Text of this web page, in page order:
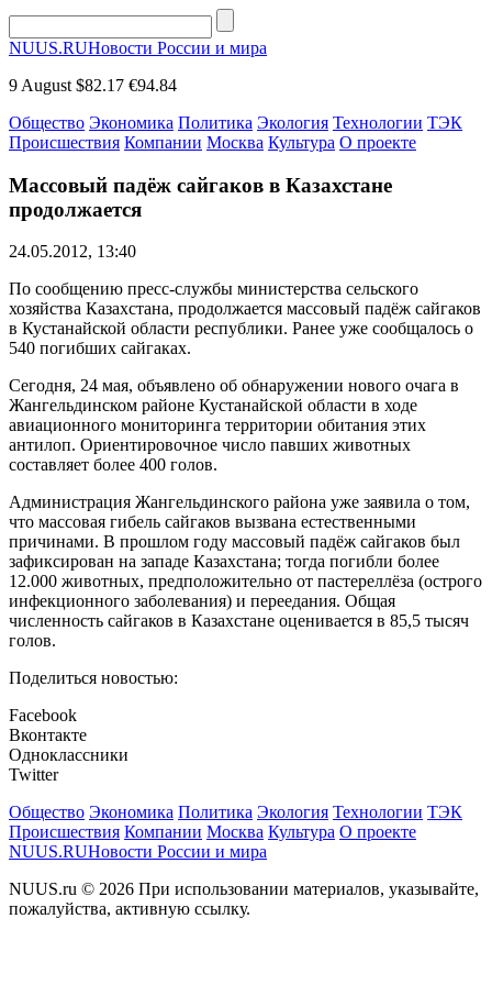
NUUS.RUНовости России и мира
9 August $82.17 €94.84
Общество Экономика Политика Экология Технологии ТЭК
Происшествия Компании Москва Культура О проекте
Массовый падёж сайгаков в Казахстане
продолжается
24.05.2012, 13:40
По сообщению пресс-службы министерства сельского
хозяйства Казахстана, продолжается массовый падёж сайгаков
в Кустанайской области республики. Ранее уже сообщалось о
540 погибших сайгаках.
Сегодня, 24 мая, объявлено об обнаружении нового очага в
Жангельдинском районе Кустанайской области в ходе
авиационного мониторинга территории обитания этих
антилоп. Ориентировочное число павших животных
составляет более 400 голов.
Администрация Жангельдинского района уже заявила о том,
что массовая гибель сайгаков вызвана естественными
причинами. В прошлом году массовый падёж сайгаков был
зафиксирован на западе Казахстана; тогда погибли более
12.000 животных, предположительно от пастереллёза (острого
инфекционного заболевания) и переедания. Общая
численность сайгаков в Казахстане оценивается в 85,5 тысяч
голов.
Поделиться новостью:
Facebook
Вконтакте
Одноклассники
Twitter
Общество Экономика Политика Экология Технологии ТЭК
Происшествия Компании Москва Культура О проекте
NUUS.RUНовости России и мира
NUUS.ru © 2026 При использовании материалов, указывайте,
пожалуйства, активную ссылку.